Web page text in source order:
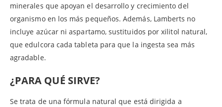
minerales que apoyan el desarrollo y crecimiento del
organismo en los más pequeños. Además, Lamberts no
incluye azúcar ni aspartamo, sustituidos por xilitol natural,
que edulcora cada tableta para que la ingesta sea más
agradable.
¿PARA QUÉ SIRVE?
Se trata de una fórmula natural que está dirigida a